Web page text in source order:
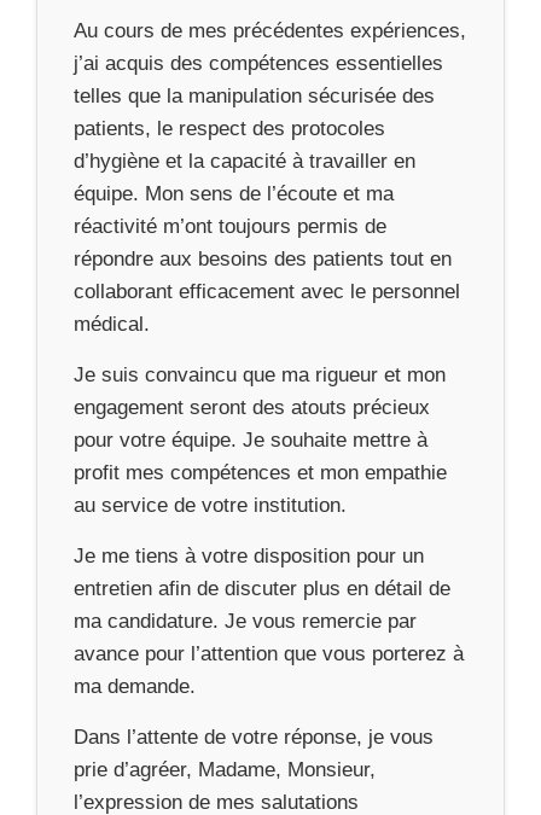
Au cours de mes précédentes expériences,
j’ai acquis des compétences essentielles
telles que la manipulation sécurisée des
patients, le respect des protocoles
d’hygiène et la capacité à travailler en
équipe. Mon sens de l’écoute et ma
réactivité m’ont toujours permis de
répondre aux besoins des patients tout en
collaborant efficacement avec le personnel
médical.
Je suis convaincu que ma rigueur et mon
engagement seront des atouts précieux
pour votre équipe. Je souhaite mettre à
profit mes compétences et mon empathie
au service de votre institution.
Je me tiens à votre disposition pour un
entretien afin de discuter plus en détail de
ma candidature. Je vous remercie par
avance pour l’attention que vous porterez à
ma demande.
Dans l’attente de votre réponse, je vous
prie d’agréer, Madame, Monsieur,
l’expression de mes salutations